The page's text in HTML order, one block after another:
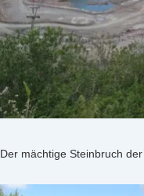
Der mächtige Steinbruch